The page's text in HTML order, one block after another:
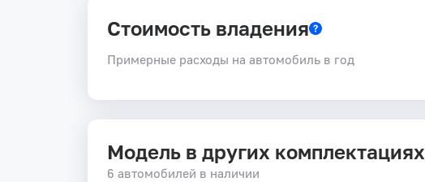
Стоимость владения
Примерные расходы на автомобиль в год
Модель в других комплектациях
6 автомобилей в наличии